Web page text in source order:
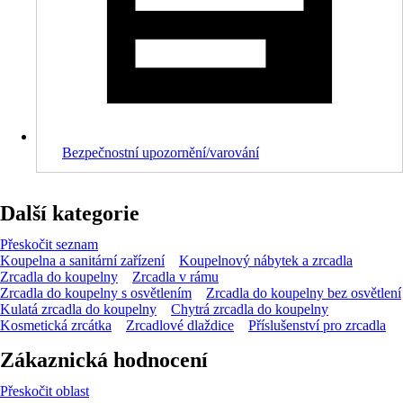
Bezpečnostní upozornění/varování
Další kategorie
Přeskočit seznam
Koupelna a sanitární zařízení
Koupelnový nábytek a zrcadla
Zrcadla do koupelny
Zrcadla v rámu
Zrcadla do koupelny s osvětlením
Zrcadla do koupelny bez osvětlení
Kulatá zrcadla do koupelny
Chytrá zrcadla do koupelny
Kosmetická zrcátka
Zrcadlové dlaždice Příslušenství pro zrcadla
Zákaznická hodnocení
Přeskočit oblast